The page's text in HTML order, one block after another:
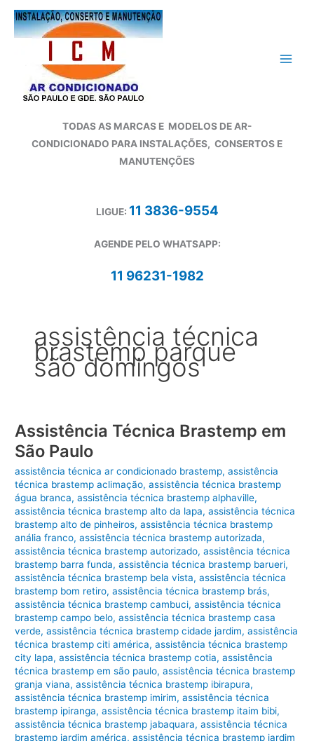
para
TODAS AS MARCAS E MODELOS DE AR-
CONDICIONADO PARA INSTALAÇÕES, CONSERTOS E
MANUTENÇÕES
LIGUE: 11 3836-9554
AGENDE PELO WHATSAPP:
11 96231-1982
assistência técnica
brastemp parque
são domingos
Assistência Técnica Brastemp em
São Paulo
assistência técnica ar condicionado brastemp,assistência
técnica brastemp aclimação,assistência técnica brastemp
água branca,assistência técnica brastemp alphaville,
assistência técnica brastemp alto da lapa,assistência técnica
brastemp alto de pinheiros,assistência técnica brastemp
anália franco,assistência técnica brastemp autorizada,
assistência técnica brastemp autorizado,assistência técnica
brastemp barra funda,assistência técnica brastemp barueri,
assistência técnica brastemp bela vista,assistência técnica
brastemp bom retiro,assistência técnica brastemp brás,
assistência técnica brastemp cambuci,assistência técnica
brastemp campo belo,assistência técnica brastemp casa
verde,assistência técnica brastemp cidade jardim,assistência
técnica brastemp citi américa,assistência técnica brastemp
city lapa,assistência técnica brastemp cotia,assistência
técnica brastemp em são paulo,assistência técnica brastemp
granja viana,assistência técnica brastemp ibirapura,
assistência técnica brastemp imirim,assistência técnica
brastemp ipiranga,assistência técnica brastemp itaim bibi,
assistência técnica brastemp jabaquara,assistência técnica
brastemp jardim américa,assistência técnica brastemp jardim